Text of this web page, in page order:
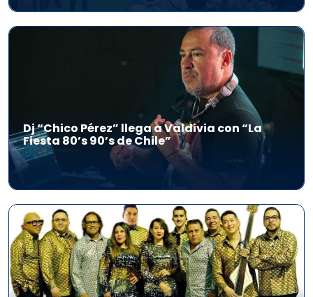
Dj “Chico Pérez” llega a Valdivia con “La
Fiesta 80’s 90’s de Chile”